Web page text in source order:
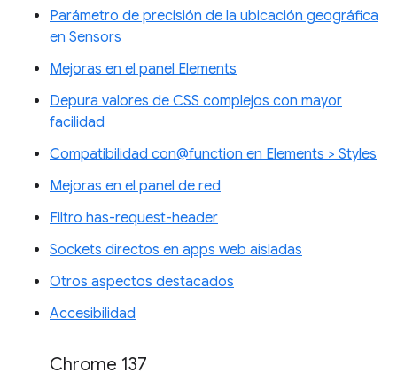
Parámetro de precisión de la ubicación geográfica
en Sensors
Mejoras en el panel Elements
Depura valores de CSS complejos con mayor
facilidad
Compatibilidad con@function en Elements > Styles
Mejoras en el panel de red
Filtro has-request-header
Sockets directos en apps web aisladas
Otros aspectos destacados
Accesibilidad
Chrome 137